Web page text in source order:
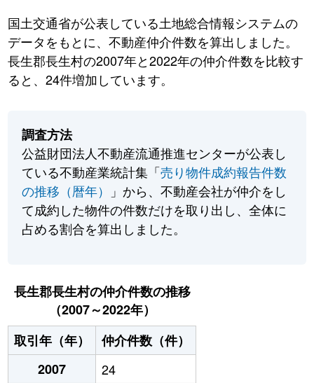
国土交通省が公表している土地総合情報システムの
データをもとに、不動産仲介件数を算出しました。
長生郡長生村の2007年と2022年の仲介件数を比較す
ると、24件増加しています。
調査方法
公益財団法人不動産流通推進センターが公表し
ている不動産業統計集「売り物件成約報告件数
の推移（暦年）
」から、不動産会社が仲介をし
て成約した物件の件数だけを取り出し、全体に
占める割合を算出しました。
長生郡長生村の仲介件数の推移
（2007～2022年）
取引年（年）
仲介件数（件）
2007
24